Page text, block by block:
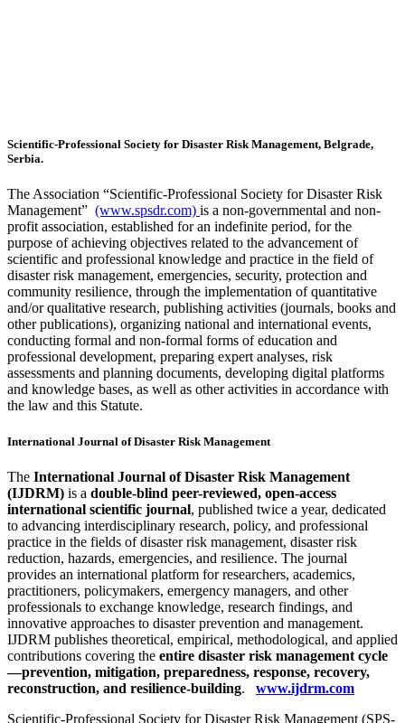
Scientific-Professional Society for Disaster Risk Management, Belgrade,
Serbia.
The Association “Scientific-Professional Society for Disaster Risk
Management” (www.spsdr.com) is a non-governmental and non-
profit association, established for an indefinite period, for the
purpose of achieving objectives related to the advancement of
scientific and professional knowledge and practice in the field of
disaster risk management, emergencies, security, protection and
community resilience, through the implementation of quantitative
and/or qualitative research, publishing activities (journals, books and
other publications), organizing national and international events,
conducting formal and non-formal forms of education and
professional development, preparing expert analyses, risk
assessments and planning documents, developing digital platforms
and knowledge bases, as well as other activities in accordance with
the law and this Statute.
International Journal of Disaster Risk Management
The International Journal of Disaster Risk Management
(IJDRM) is a double-blind peer-reviewed, open-access
international scientific journal, published twice a year, dedicated
to advancing interdisciplinary research, policy, and professional
practice in the fields of disaster risk management, disaster risk
reduction, hazards, emergencies, and resilience. The journal
provides an international platform for researchers, academics,
practitioners, policymakers, emergency managers, and other
professionals to exchange knowledge, research findings, and
innovative approaches to disaster prevention and management.
IJDRM publishes theoretical, empirical, methodological, and applied
contributions covering the entire disaster risk management cycle
—prevention, mitigation, preparedness, response, recovery,
reconstruction, and resilience-building. www.ijdrm.com
Scientific-Professional Society for Disaster Risk Management (SPS-